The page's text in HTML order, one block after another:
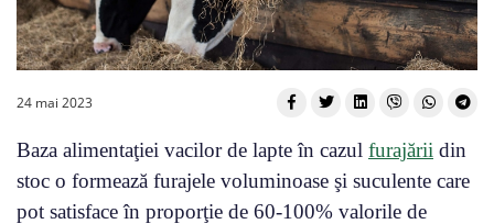
24 mai 2023
Baza alimentaţiei vacilor de lapte în cazul furajării din
stoc o formează furajele voluminoase şi suculente care
pot satisface în proporţie de 60-100% valorile de